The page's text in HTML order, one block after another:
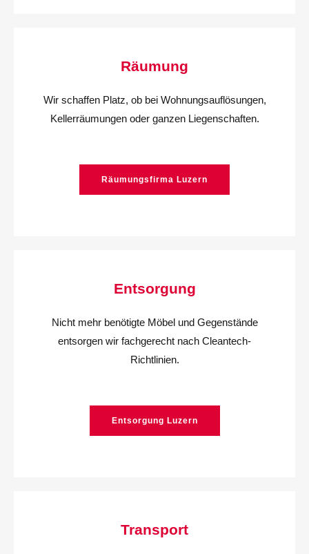
Räumung
Wir schaffen Platz, ob bei Wohnungsauflösungen,
Kellerräumungen oder ganzen Liegenschaften.
Räumungsfirma Luzern
Entsorgung
Nicht mehr benötigte Möbel und Gegenstände
entsorgen wir fachgerecht nach Cleantech-
Richtlinien.
Entsorgung Luzern
Transport